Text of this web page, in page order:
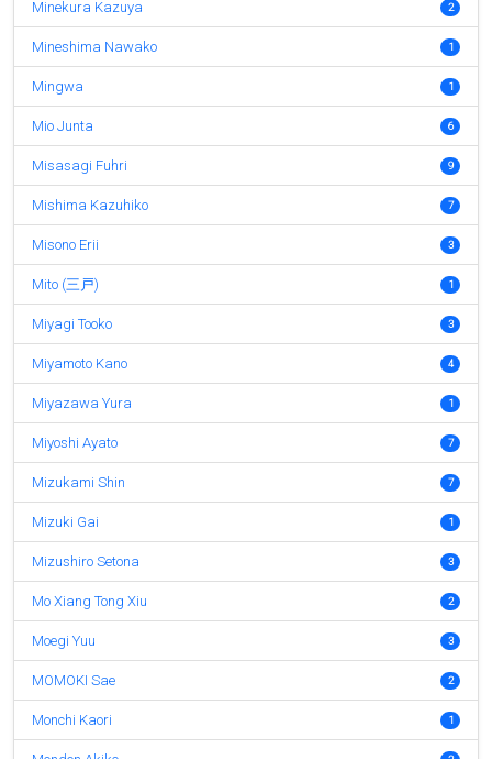
Minekura Kazuya 2
Mineshima Nawako 1
Mingwa 1
Mio Junta 6
Misasagi Fuhri 9
Mishima Kazuhiko 7
Misono Erii 3
Mito (三戸) 1
Miyagi Tooko 3
Miyamoto Kano 4
Miyazawa Yura 1
Miyoshi Ayato 7
Mizukami Shin 7
Mizuki Gai 1
Mizushiro Setona 3
Mo Xiang Tong Xiu 2
Moegi Yuu 3
MOMOKI Sae 2
Monchi Kaori 1